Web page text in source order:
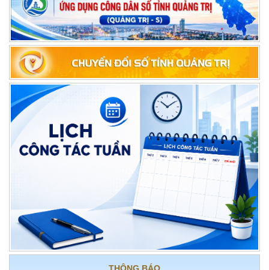
THÔNG BÁO
LỊCH CÔNG TÁC CỦA LÃNH ĐẠO SỞ NỘI VỤ, TỪ NGÀY 03/8 ĐẾN
NGÀY 09/8/2026
TĂNG CƯỜNG TỔ CHỨC THỰC HIỆN LUẬT TIẾP CẬN THÔNG TIN
SỐ 01/2026/QH16